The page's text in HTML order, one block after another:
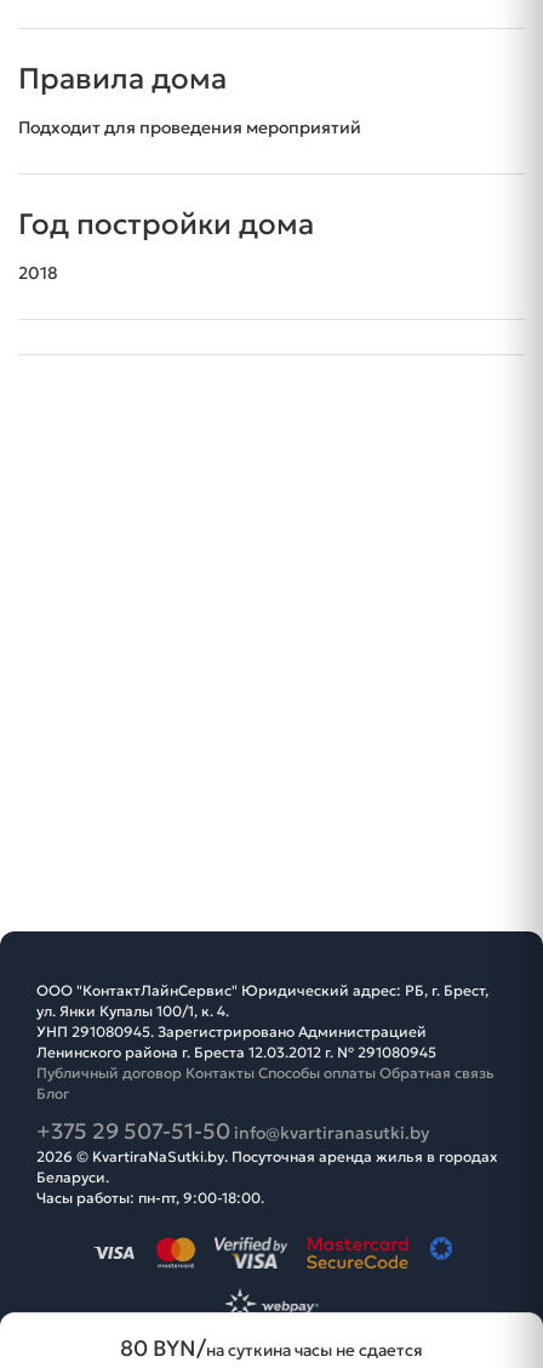
Правила дома
Подходит для проведения мероприятий
Год постройки дома
2018
80 BYN/на суткина часы не сдается
ООО "КонтактЛайнСервис" Юридический адрес: РБ, г. Брест,
ул. Янки Купалы 100/1, к. 4.
УНП 291080945. Зарегистрировано Администрацией
Ленинского района г. Бреста 12.03.2012 г. № 291080945
Публичный договор Контакты Способы оплаты Обратная связь
Блог
+375 29 507-51-50 info@kvartiranasutki.by
2026 © KvartiraNaSutki.by. Посуточная аренда жилья в городах
Беларуси.
Часы работы: пн-пт, 9:00-18:00.